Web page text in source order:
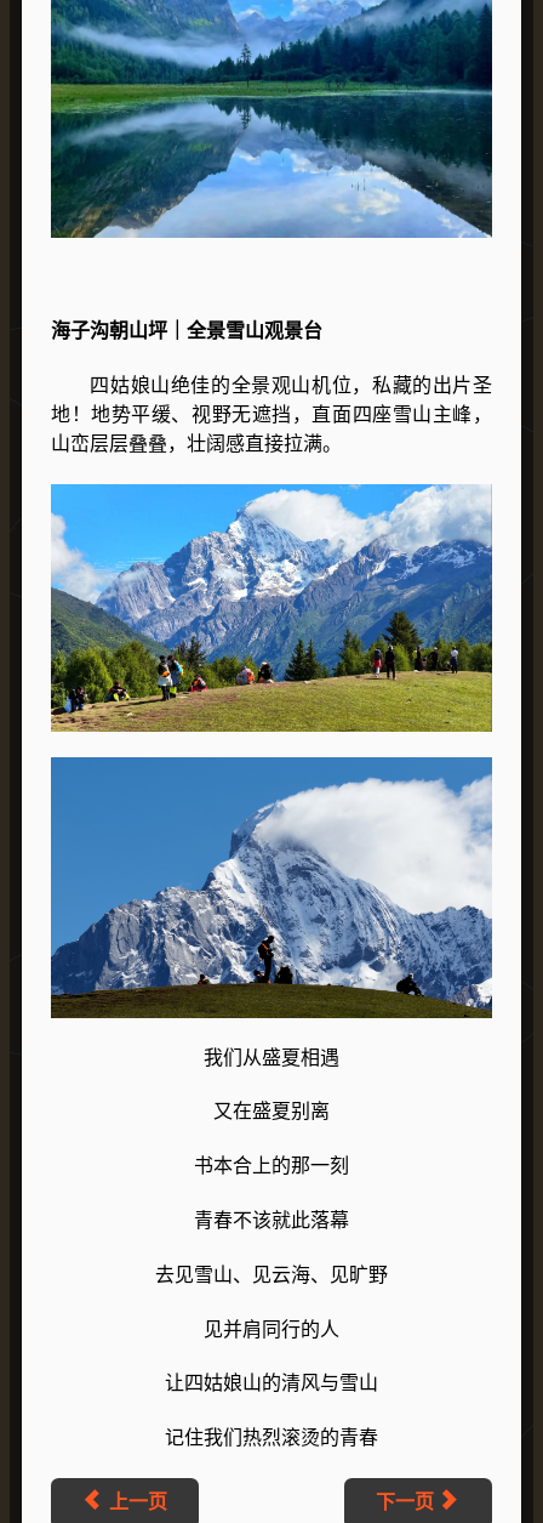
海子沟朝山坪｜全景雪山观景台
四姑娘山绝佳的全景观山机位，私藏的出片圣
地！地势平缓、视野无遮挡，直面四座雪山主峰，
山峦层层叠叠，壮阔感直接拉满。
我们从盛夏相遇
又在盛夏别离
书本合上的那一刻
青春不该就此落幕
去见雪山、见云海、见旷野
见并肩同行的人
让四姑娘山的清风与雪山
记住我们热烈滚烫的青春
上一页 下一页